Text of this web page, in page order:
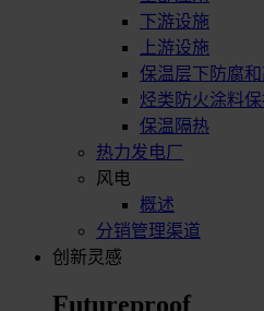
下游设施
上游设施
保温层下防腐
烃类防火涂料
保温隔热
热力发电厂
风电
概述
分销管理渠道
创新灵感
Futureproof